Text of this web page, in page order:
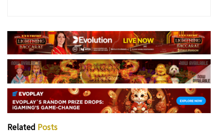
Related Posts